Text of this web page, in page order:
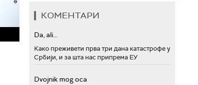
КОМЕНТАРИ
Da, ali...
Како преживети прва три дана катастрофе у
Србији, и за шта нас припрема ЕУ
Dvojnik mog oca